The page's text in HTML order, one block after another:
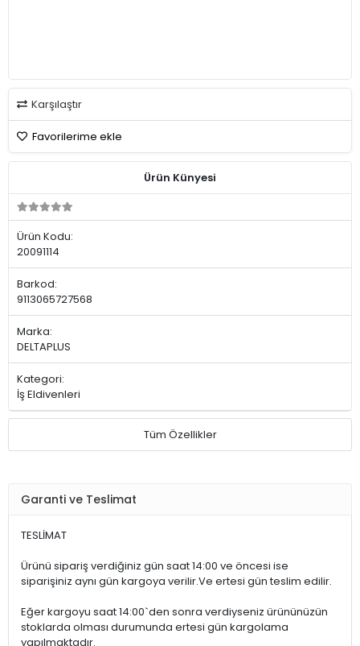
Karşılaştır
Favorilerime ekle
Ürün Künyesi
Ürün Kodu:
20091114
Barkod:
9113065727568
Marka:
DELTAPLUS
Kategori:
İş Eldivenleri
Tüm Özellikler
Garanti ve Teslimat
TESLİMAT
Ürünü sipariş verdiğiniz gün saat 14:00 ve öncesi ise
siparişiniz aynı gün kargoya verilir.Ve ertesi gün teslim edilir.
Eğer kargoyu saat 14:00`den sonra verdiyseniz ürününüzün
stoklarda olması durumunda ertesi gün kargolama
yapılmaktadır.